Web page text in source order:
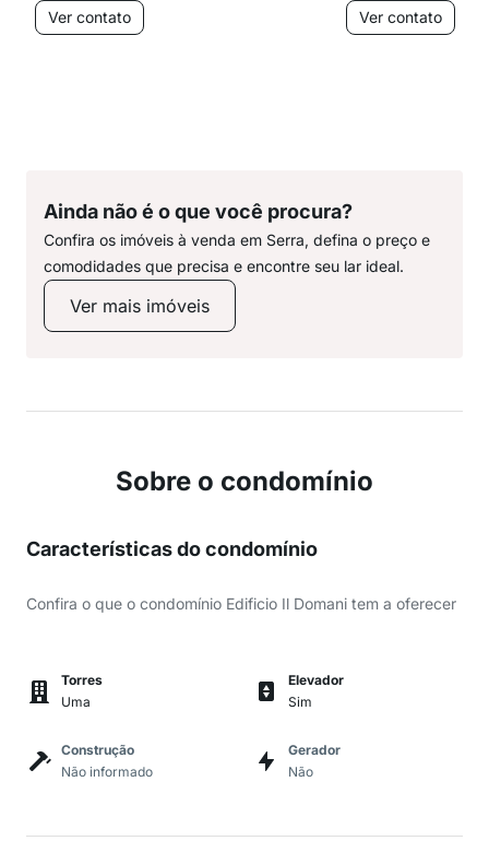
Ver contato
Ver contato
Ainda não é o que você procura?
Confira os imóveis à venda em Serra, defina o preço e
comodidades que precisa e encontre seu lar ideal.
Ver mais imóveis
Sobre o condomínio
Características do condomínio
Confira o que o condomínio Edificio Il Domani tem a oferecer
Torres
Uma
Elevador
Sim
Construção
Não informado
Gerador
Não